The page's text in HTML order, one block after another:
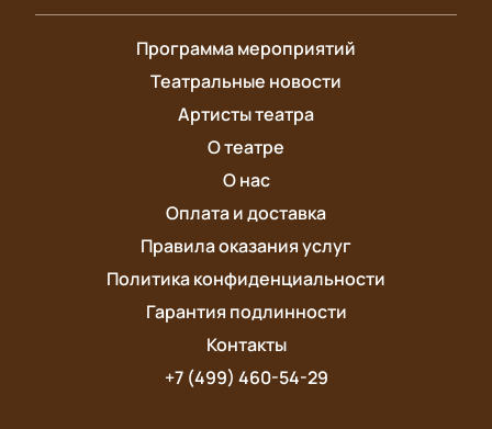
Программа мероприятий
Театральные новости
Артисты театра
О театре
О нас
Оплата и доставка
Правила оказания услуг
Политика конфиденциальности
Гарантия подлинности
Контакты
+7 (499) 460-54-29